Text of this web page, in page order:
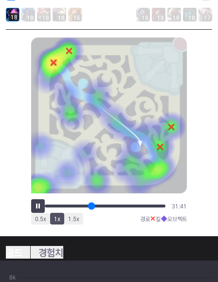
18 18 18 18 16 18 18 18 18 17
35:12
0.5x 1x 1.5x 경로✕킬◆오브젝트
경험치
8k